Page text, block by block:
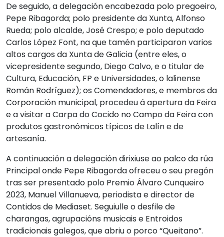
De seguido, a delegación encabezada polo pregoeiro,
Pepe Ribagorda; polo presidente da Xunta, Alfonso
Rueda; polo alcalde, José Crespo; e polo deputado
Carlos López Font, na que tamén participaron varios
altos cargos da Xunta de Galicia (entre eles, o
vicepresidente segundo, Diego Calvo, e o titular de
Cultura, Educación, FP e Universidades, o lalinense
Román Rodríguez); os Comendadores, e membros da
Corporación municipal, procedeu á apertura da Feira
e a visitar a Carpa do Cocido no Campo da Feira con
produtos gastronómicos típicos de Lalín e de
artesanía.
A continuación a delegación dirixiuse ao palco da rúa
Principal onde Pepe Ribagorda ofreceu o seu pregón
tras ser presentado polo Premio Álvaro Cunqueiro
2023, Manuel Villanueva, periodista e director de
Contidos de Mediaset. Seguiulle o desfile de
charangas, agrupacións musicais e Entroidos
tradicionais galegos, que abriu o porco “Queitano”.